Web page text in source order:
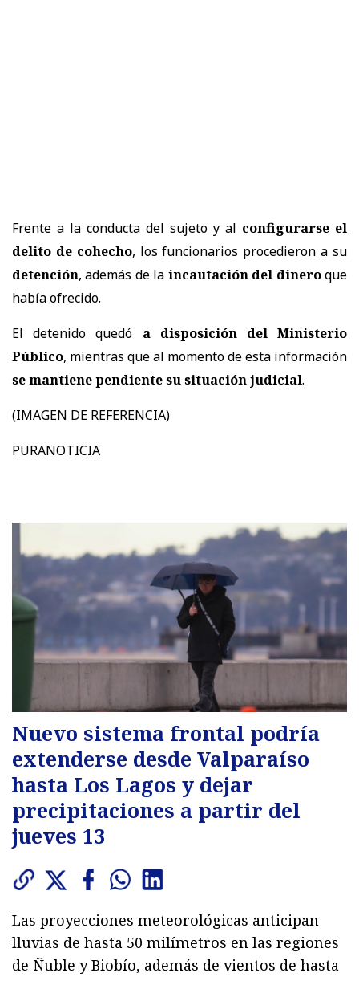
Frente a la conducta del sujeto y al configurarse el
delito de cohecho, los funcionarios procedieron a su
detención, además de la incautación del dineroque
había ofrecido.
El detenido quedó a disposición del Ministerio
Público, mientras que al momento de esta información
se mantiene pendiente su situación judicial.
(IMAGEN DE REFERENCIA)
PURANOTICIA
Nuevo sistema frontal podría
extenderse desde Valparaíso
hasta Los Lagos y dejar
precipitaciones a partir del
jueves 13
Las proyecciones meteorológicas anticipan
lluvias de hasta 50 milímetros en las regiones
de Ñuble y Biobío, además de vientos de hasta